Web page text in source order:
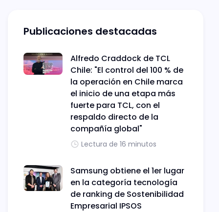
Publicaciones destacadas
Alfredo Craddock de TCL
Chile: "El control del 100 % de
la operación en Chile marca
el inicio de una etapa más
fuerte para TCL, con el
respaldo directo de la
compañía global"
Lectura de 16 minutos
Samsung obtiene el 1er lugar
en la categoría tecnología
de ranking de Sostenibilidad
Empresarial IPSOS